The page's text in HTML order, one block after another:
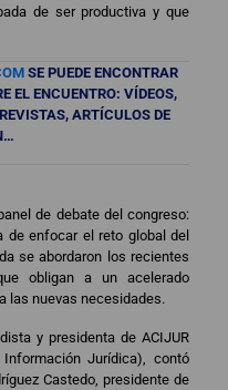
de ser productiva y que
SE PUEDE ENCONTRAR
EL ENCUENTRO: VÍDEOS,
ARTÍCULOS DE
de debate del congreso:
de enfocar el reto global del
se abordaron los recientes
obligan a un acelerado
las nuevas necesidades.
y presidenta de ACIJUR
Jurídica), contó
Castedo, presidente de